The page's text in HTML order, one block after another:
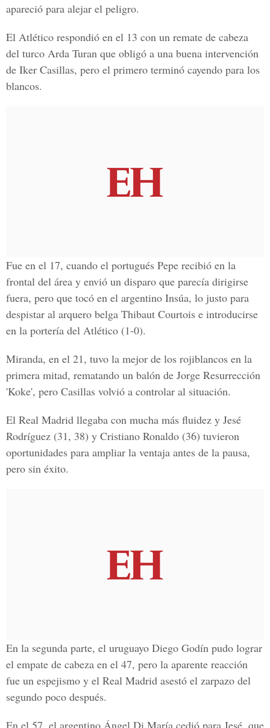
apareció para alejar el peligro.
El Atlético respondió en el 13 con un remate de cabeza
del turco Arda Turan que obligó a una buena intervención
de Iker Casillas, pero el primero terminó cayendo para los
blancos.
Fue en el 17, cuando el portugués Pepe recibió en la
frontal del área y envió un disparo que parecía dirigirse
fuera, pero que tocó en el argentino Insúa, lo justo para
despistar al arquero belga Thibaut Courtois e introducirse
en la portería del Atlético (1-0).
Miranda, en el 21, tuvo la mejor de los rojiblancos en la
primera mitad, rematando un balón de Jorge Resurrección
'Koke', pero Casillas volvió a controlar al situación.
El Real Madrid llegaba con mucha más fluidez y Jesé
Rodríguez (31, 38) y Cristiano Ronaldo (36) tuvieron
oportunidades para ampliar la ventaja antes de la pausa,
pero sin éxito.
En la segunda parte, el uruguayo Diego Godín pudo lograr
el empate de cabeza en el 47, pero la aparente reacción
fue un espejismo y el Real Madrid asestó el zarpazo del
segundo poco después.
En el 57, el argentino Ángel Di María cedió para Jesé, que